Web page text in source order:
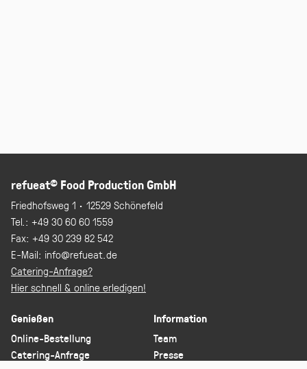
refueat© Food Production GmbH
Friedhofsweg 1 · 12529 Schönefeld
Tel.: +49 30 60 60 1559
Fax: +49 30 239 82 542
E-Mail: info@refueat.de
Catering-Anfrage?
Hier schnell & online erledigen!
Genießen
Online-Bestellung
Catering-Anfrage
Information
Team
Presse